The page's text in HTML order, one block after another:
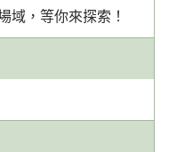
域，等你來探索！